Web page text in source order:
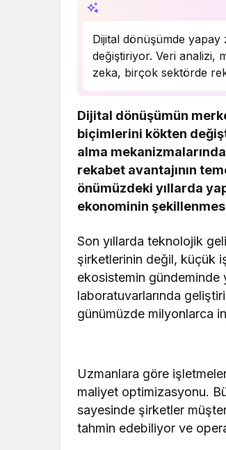
Dijital dönüşümde
değiştiriyor. Veri analizi,
zeka, birçok sektörde
Dijital dönüşümün
biçimlerini kökten
alma
rekabet avantajının
önümüzdeki yıllarda
ekonominin
Son yıllarda teknolojik
şirketlerinin değil, küçük
ekosistemin gündeminde
laboratuvarlarında
günümüzde milyonlarca
Uzmanlara göre
maliyet optimizasyonu.
sayesinde şirketler
tahmin edebiliyor ve